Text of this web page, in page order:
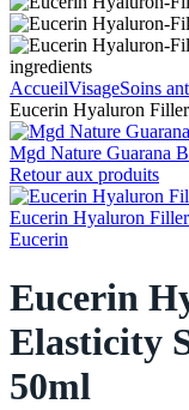
AccueilVisageSoins
Eucerin Hyaluron
Mgd Nature Guarana
Retour aux produits
Eucerin Hyaluron
Eucerin
Eucerin
Elasticity
50ml